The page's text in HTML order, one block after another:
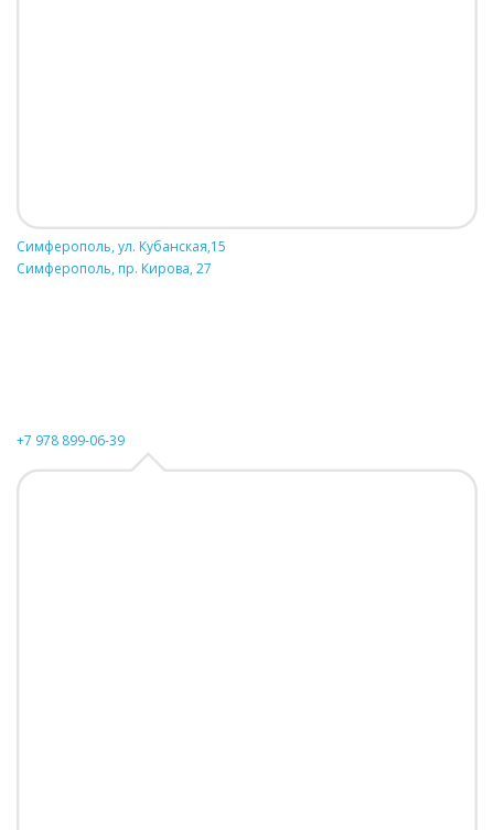
Симферополь, ул. Кубанская,15
Симферополь, пр. Кирова, 27
+7 978 899-06-39